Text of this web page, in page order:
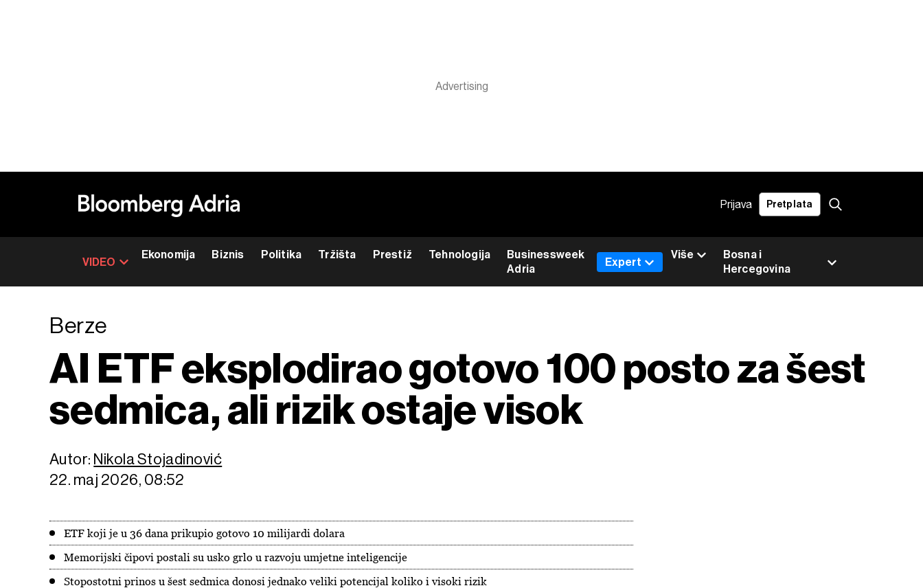
Prijava Pretplata
VIDEO
Ekonomija Biznis Politika Tržišta Prestiž Tehnologija
Businessweek
Adria
Bosna i
Hercegovina
Expert
Više
Berze
AI ETF eksplodirao gotovo 100 posto za šest
sedmica, ali rizik ostaje visok
Autor: Nikola Stojadinović
22. maj 2026, 08:52
ETF koji je u 36 dana prikupio gotovo 10 milijardi dolara
Memorijski čipovi postali su usko grlo u razvoju umjetne inteligencije
Stopostotni prinos u šest sedmica donosi jednako veliki potencijal koliko i visoki rizik